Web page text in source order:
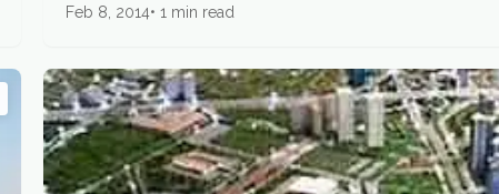
Feb 8, 2014 1 min read